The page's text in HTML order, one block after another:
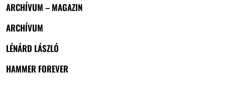
ARCHÍVUM – MAGAZIN
ARCHÍVUM
LÉNÁRD LÁSZLÓ
HAMMER FOREVER